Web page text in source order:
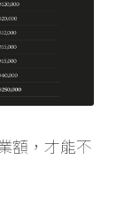
額，才能不